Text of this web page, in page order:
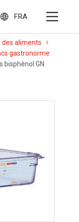
FRA
des aliments
gastronorme
bisphènol GN